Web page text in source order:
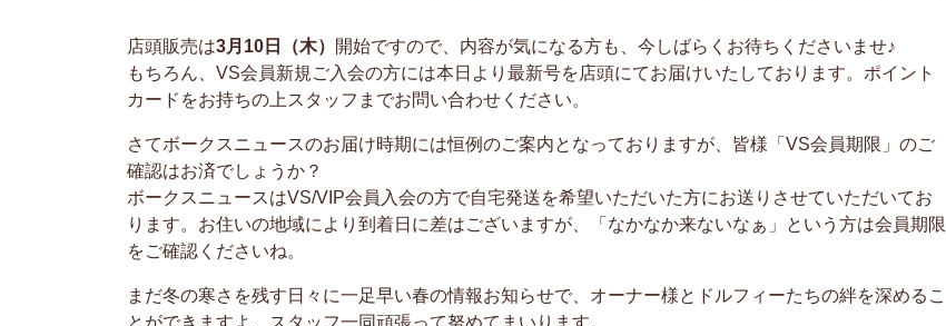
店頭販売は3月10日（木）
開始ですので、内容が気になる方も、今しばらくお待ちくださいませ♪
もちろん、VS会員新規ご入会の方には本日より最新号を店頭にてお届けいたしております。ポイント
カードをお持ちの上スタッフまでお問い合わせください。
さてボークスニュースのお届け時期には恒例のご案内となっておりますが、皆様「VS会員期限」のご
確認はお済でしょうか？
ボークスニュースはVS/VIP会員入会の方で自宅発送を希望いただいた方にお送りさせていただいてお
ります。お住いの地域により到着日に差はございますが、「なかなか来ないなぁ」という方は会員期限
をご確認くださいね。
まだ冬の寒さを残す日々に一足早い春の情報お知らせで、オーナー様とドルフィーたちの絆を深めるこ
とができますよ、スタッフ一同頑張って努めてまいります。